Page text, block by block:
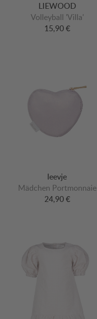
LIEWOOD
Volleyball 'Villa'
15,90 €
leevje
Mädchen Portmonnaie
24,90 €